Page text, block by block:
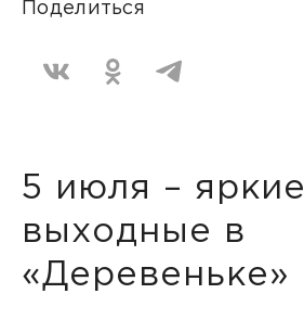
Поделиться
5 июля – яркие
выходные в
«Деревеньке»